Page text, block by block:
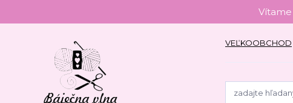
Vítame
VEĽKOOBCHOD